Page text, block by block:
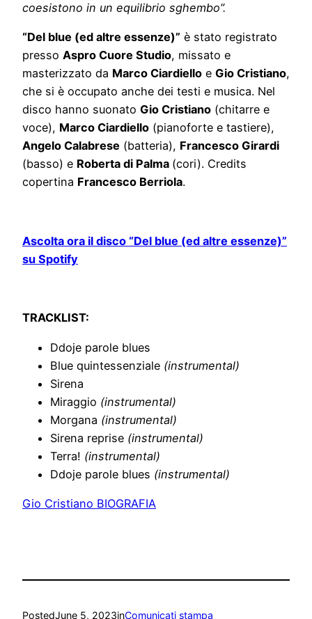
coesistono in un equilibrio sghembo”.
“Del blue (ed altre essenze)” è stato registrato
presso Aspro Cuore Studio, missato e
masterizzato da Marco Ciardiello e Gio Cristiano,
che si è occupato anche dei testi e musica. Nel
disco hanno suonato Gio Cristiano (chitarre e
voce), Marco Ciardiello (pianoforte e tastiere),
Angelo Calabrese (batteria), Francesco Girardi
(basso) e Roberta di Palma (cori). Credits
copertina Francesco Berriola.
Ascolta ora il disco “Del blue (ed altre essenze)”
su Spotify
TRACKLIST:
Ddoje parole blues
Blue quintessenziale (instrumental)
Sirena
Miraggio (instrumental)
Morgana (instrumental)
Sirena reprise (instrumental)
Terra! (instrumental)
Ddoje parole blues (instrumental)
Gio Cristiano BIOGRAFIA
PostedJune 5, 2023inComunicati stampa